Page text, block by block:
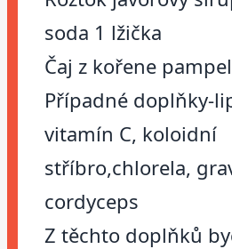
soda 1 lžička
Čaj z kořene
Případné doplňky-
vitamín C, koloidní
stříbro,chlorela,
cordyceps
Z těchto doplňků